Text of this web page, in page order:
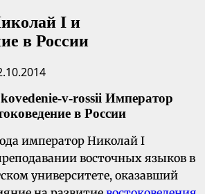
I и
в России
император Николай I
восточных языков в
уни­верситете, оказавший